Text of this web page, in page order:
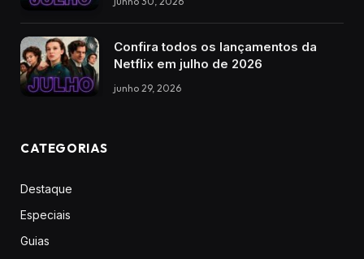
Confira todos os lançamentos da
Netflix em julho de 2026
junho 29, 2026
CATEGORIAS
Destaque
Especiais
Guias